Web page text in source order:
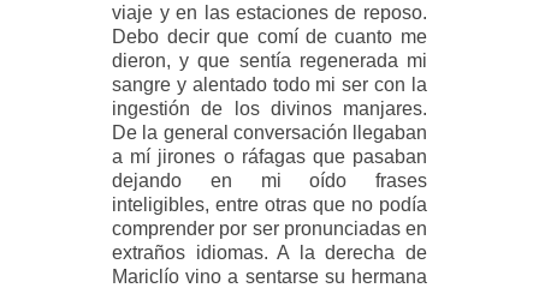
viaje y en las estaciones de reposo.
Debo decir que comí de cuanto me
dieron, y que sentía regenerada mi
sangre y alentado todo mi ser con la
ingestión de los divinos manjares.
De la general conversación llegaban
a mí jirones o ráfagas que pasaban
dejando en mi oído frases
inteligibles, entre otras que no podía
comprender por ser pronunciadas en
extraños idiomas. A la derecha de
Mariclío vino a sentarse su hermana